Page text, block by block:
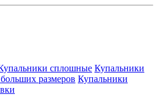
сплошные Купальники
размеров Купальники